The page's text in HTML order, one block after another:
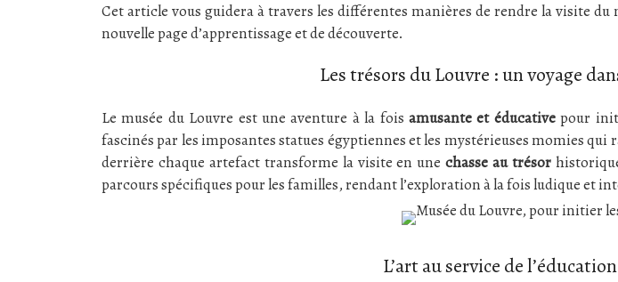
Cet article vous guidera à travers les différentes manières de rendre la visite
nouvelle page d’apprentissage et de découverte.
Les trésors du Louvre : un voyage
Le musée du Louvre est une aventure à la fois amusante et éducativepour
fascinés par les imposantes statues égyptiennes et les mystérieuses momies
derrière chaque artefact transforme la visite en unechasse au trésor
parcours spécifiques pour les familles, rendant l’exploration à la fois ludique et
L’art au service de